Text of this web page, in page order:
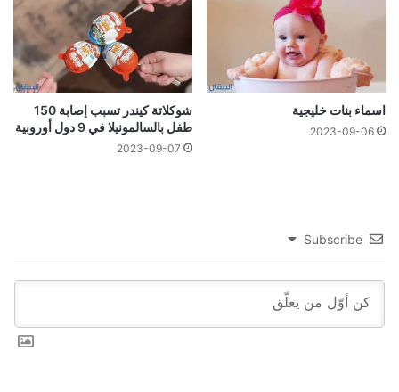
اسماء بنات خليجية
2023-09-06
شوكلاتة كيندر تسبب إصابة 150
طفل بالسالمونيلا في 9 دول أوروبية
2023-09-07
Subscribe